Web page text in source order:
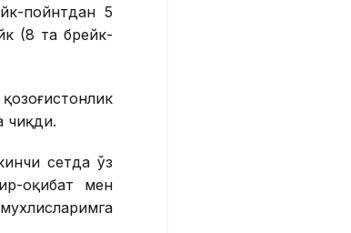
пойнтдан 5
(8 та брейк-
чиқди.
сетда ўз
оқибат мен